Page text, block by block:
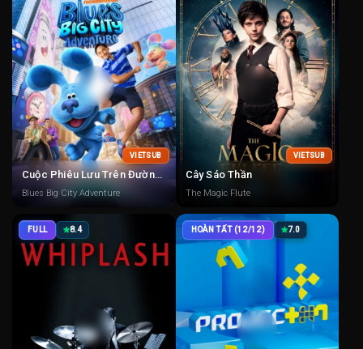
VIETSUB
Cuộc Phiêu Lưu Trên Đường Rộng Của Blue
Blues Big City Adventure
VIETSUB
Cây Sáo Thần
The Magic Flute
FULL 8.4 HOÀN TẤT (12/12) 7.0